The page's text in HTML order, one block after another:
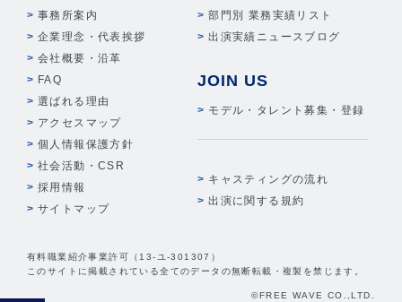
事務所案内
企業理念・代表挨拶
会社概要・沿革
FAQ
選ばれる理由
アクセスマップ
個人情報保護方針
社会活動・CSR
採用情報
サイトマップ
部門別 業務実績リスト
出演実績ニュースブログ
JOIN US
モデル・タレント募集・登録
キャスティングの流れ
出演に関する規約
有料職業紹介事業許可（13-ユ-301307）
このサイトに掲載されている全てのデータの無断転載・複製を禁じます。
©FREE WAVE CO.,LTD.